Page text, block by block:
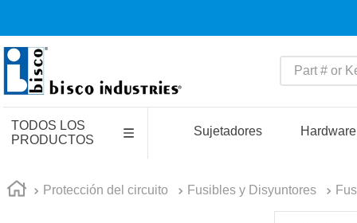
Part # or
TODOS LOS
PRODUCTOS
Sujetadores Hardware
Protección del circuito Fusibles y Disyuntores
1.
latch
3
captive
pin connectors